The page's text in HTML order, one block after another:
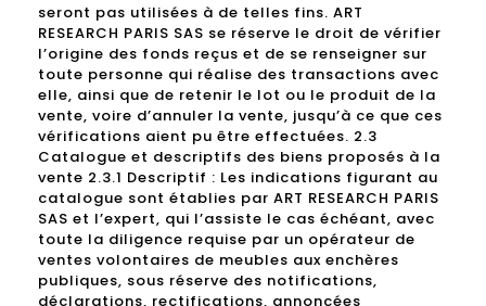
seront pas utilisées à de telles fins. ART
RESEARCH PARIS SAS se réserve le droit de vérifier
l’origine des fonds reçus et de se renseigner sur
toute personne qui réalise des transactions avec
elle, ainsi que de retenir le lot ou le produit de la
vente, voire d’annuler la vente, jusqu’à ce que ces
vérifications aient pu être effectuées. 2.3
Catalogue et descriptifs des biens proposés à la
vente 2.3.1 Descriptif : Les indications figurant au
catalogue sont établies par ART RESEARCH PARIS
SAS et l’expert, qui l’assiste le cas échéant, avec
toute la diligence requise par un opérateur de
ventes volontaires de meubles aux enchères
publiques, sous réserve des notifications,
déclarations, rectifications, annoncées